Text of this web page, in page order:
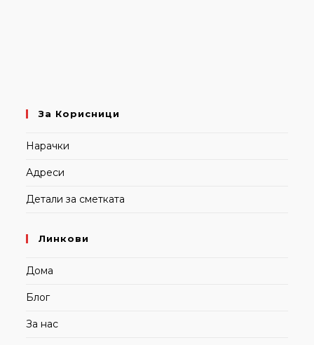
За Корисници
Нарачки
Адреси
Детали за сметката
Линкови
Дома
Блог
За нас